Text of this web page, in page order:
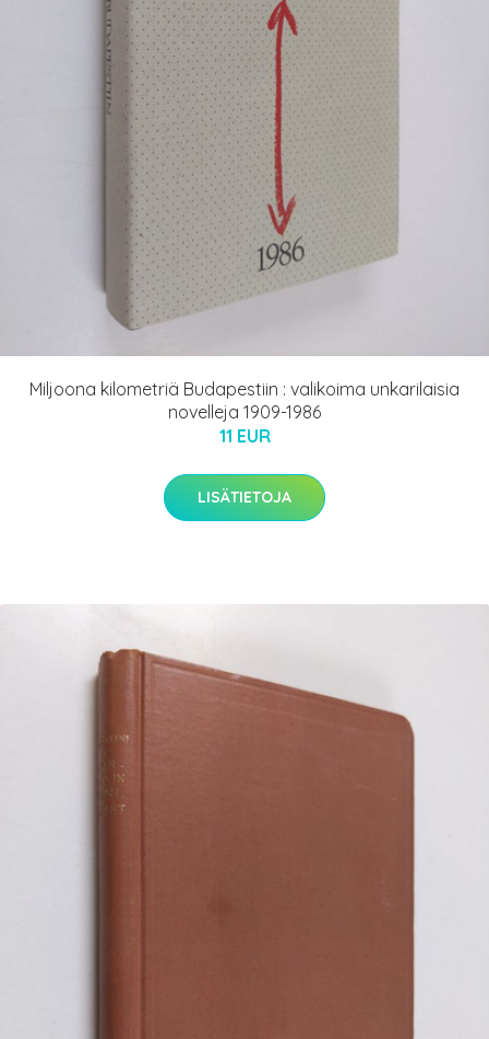
Miljoona kilometriä Budapestiin : valikoima unkarilaisia
novelleja 1909-1986
11 EUR
LISÄTIETOJA